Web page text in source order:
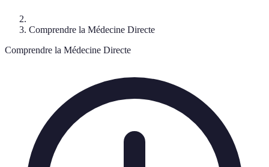
Comprendre la Médecine Directe
Comprendre la Médecine Directe